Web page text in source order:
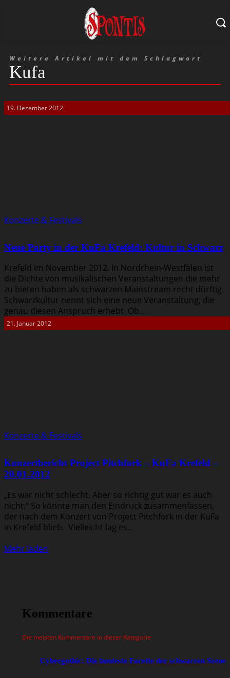
Weitere Artikel mit dem Schlagwort
Kufa
19. Dezember 2012
Konzerte & Festivals
Neue Party in der KuFa Krefeld: Kultur in Schwarz
Krefeld im November 2012. In Nordrhein-Westfalen ist
die Dichte von musikalischen Veranstaltungen die mehr
zu bieten haben als schwarzen Mainstream recht dürftig.
Schwarzkultur nennt sich eine neue Veranstaltung, die
genau diesen Anspruch erhebt. Ob...
21. Januar 2012
Konzerte & Festivals
Konzertbericht Project Pitchfork – KuFa Krefeld –
20.01.2012
„Es war nicht schlecht. Aber so richtig gut war es auch
nicht.“ So könnte man den Eindruck zusammenfassen,
der nach dem Konzert von Project Pitchfork in der KuFa
in Krefeld blieb. Vielleicht lag es...
Mehr laden
Kommentare
Die meisten Kommentare in dieser Kategorie
Cybergothic: Die bunteste Facette der schwarzen Szene